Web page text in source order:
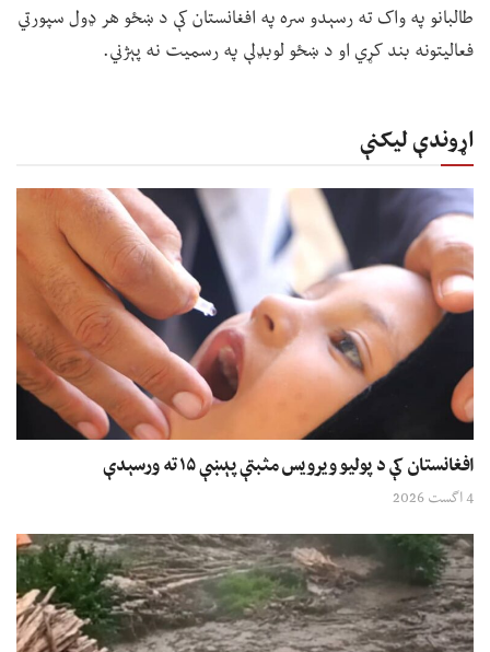
طالبانو په واک ته رسېدو سره په افغانستان کې د ښځو هر ډول سپورتي
فعالیتونه بند کړي او د ښځو لوبډلې په رسمیت نه پېژني.
اړوندې لیکنې
افغانستان کې د پولیو ویرویس مثبتې پېښې ۱۵ ته ورسېدې
4 اگست 2026